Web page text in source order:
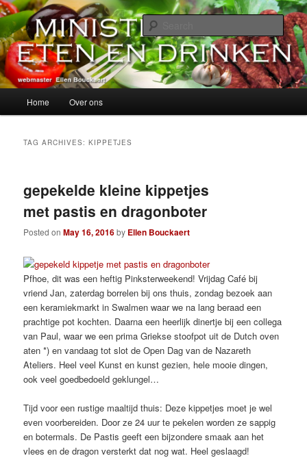
Skip
to
primary
content
Skip
to
secondary
contentMinisterie van Eten en Drinken
alles over eten, drinken en andere genoegens…
Home Over ons
TAG ARCHIVES:KIPPETJES
gepekelde kleine kippetjes
met pastis en dragonboter
Posted onMay 16, 2016by Ellen Bouckaert
Pfhoe, dit was een heftig Pinksterweekend! Vrijdag Café bij
vriend Jan, zaterdag borrelen bij ons thuis, zondag bezoek aan
een keramiekmarkt in Swalmen waar we na lang beraad een
prachtige pot kochten. Daarna een heerlijk dinertje bij een collega
van Paul, waar we een prima Griekse stoofpot uit de Dutch oven
aten *) en vandaag tot slot de Open Dag van de Nazareth
Ateliers. Heel veel Kunst en kunst gezien, hele mooie dingen,
ook veel goedbedoeld geklungel…
Tijd voor een rustige maaltijd thuis: Deze kippetjes moet je wel
even voorbereiden. Door ze 24 uur te pekelen worden ze sappig
en botermals. De Pastis geeft een bijzondere smaak aan het
vlees en de dragon versterkt dat nog wat. Heel geslaagd!